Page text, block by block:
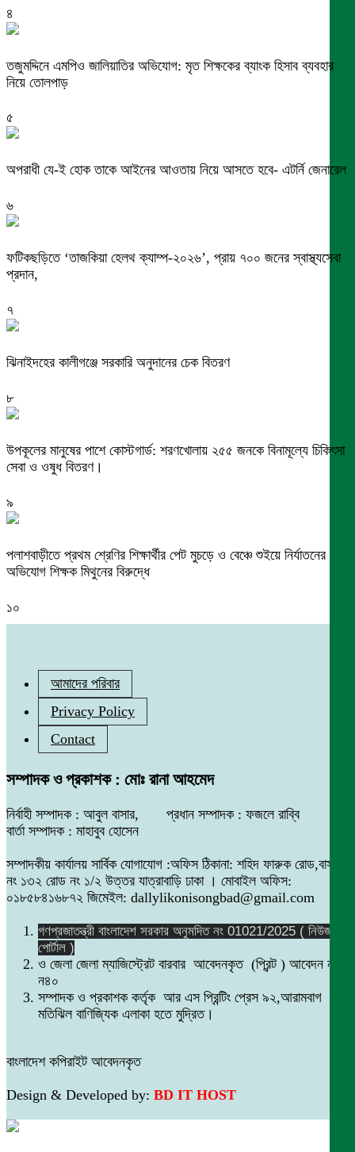
৪
তজুমদ্দিনে এমপিও জালিয়াতির অভিযোগ: মৃত শিক্ষকের ব্যাংক হিসাব ব্যবহার
নিয়ে তোলপাড়
৫
অপরাধী যে-ই হোক তাকে আইনের আওতায় নিয়ে আসতে হবে- এটর্নি জেনারেল
৬
ফটিকছড়িতে ‘তাজকিয়া হেলথ ক্যাম্প-২০২৬’, প্রায় ৭০০ জনের স্বাস্থ্যসেবা
প্রদান,
৭
ঝিনাইদহের কালীগঞ্জে সরকারি অনুদানের চেক বিতরণ
৮
উপকূলের মানুষের পাশে কোস্টগার্ড: শরণখোলায় ২৫৫ জনকে বিনামূল্যে চিকিৎসা
সেবা ও ওষুধ বিতরণ।
৯
পলাশবাড়ীতে প্রথম শ্রেণির শিক্ষার্থীর পেট মুচড়ে ও বেঞ্চে শুইয়ে নির্যাতনের
অভিযোগ শিক্ষক মিথুনের বিরুদ্ধে
১০
আমাদের পরিবার
Privacy Policy
Contact
সম্পাদক ও প্রকাশক : মোঃ রানা আহমেদ
নির্বাহী সম্পাদক : আবুল বাসার, প্রধান সম্পাদক : ফজলে রাব্বি
বার্তা সম্পাদক : মাহাবুব হোসেন
সম্পাদকীয় কার্যালয় সার্বিক যোগাযোগ :অফিস ঠিকানা: শহিদ ফারুক রোড,বাসা
নং ১৩২ রোড নং ১/২ উত্তর যাত্রাবাড়ি ঢাকা । মোবাইল অফিস:
০১৮৫৮৪১৬৮৭২ জিমেইল: dallylikonisongbad@gmail.com
গণপ্রজাতন্ত্রী বাংলাদেশ সরকার অনুমদিত নং 01021/2025 ( নিউজ
পোর্টাল )
ও জেলা জেলা ম্যাজিস্ট্রেট বারবার আবেদনকৃত (প্রিন্ট ) আবেদন নং
ন৪০
সম্পাদক ও প্রকাশক কর্তৃক আর এস প্রিন্টিং প্রেস ৯২,আরামবাগ
মতিঝিল বাণিজ্যিক এলাকা হতে মুদ্রিত।
বাংলাদেশ কপিরাইট আবেদনকৃত
Design & Developed by: BD IT HOST